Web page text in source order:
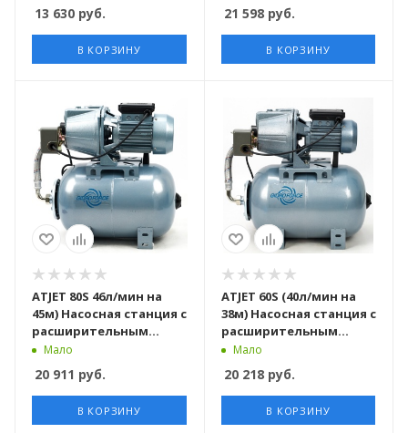
доп сальником
13 630 руб.
В КОРЗИНУ
сальник и воронка
21 598руб.
В КОРЗИНУ
ATJET 80S 46л/мин на
45м) Насосная станция c
расширительным
баком, комплект
сальник и воронка
Мало
20 911 руб.
В КОРЗИНУ
ATJET 60S (40л/мин на
38м) Насосная станция c
расширительным
баком, комплект
сальник и воронка
Мало
20 218руб.
В КОРЗИНУ